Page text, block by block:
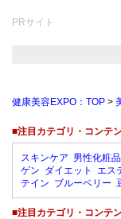
PRサイト
健康美容EXPO：TOP >
■注目カテゴリ・コンテ
スキンケア 男性化粧
ゲン ダイエット エス
テイン ブルーベリー
■注目カテゴリ・コンテ